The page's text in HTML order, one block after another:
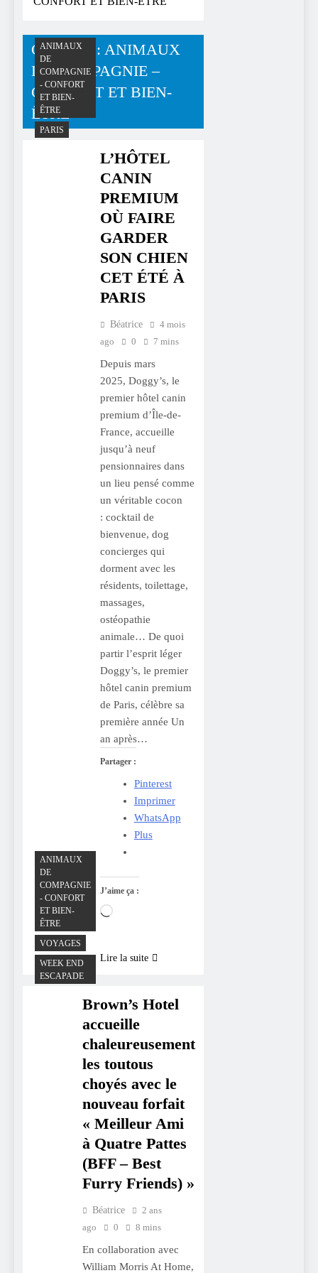
Catégorie : ANIMAUX
DE COMPAGNIE –
CONFORT ET BIEN-
ÊTRE
ANIMAUX
DE
COMPAGNIE
- CONFORT
ET BIEN-
ÊTRE
PARIS
L’HÔTEL
CANIN
PREMIUM
OÙ FAIRE
GARDER
SON CHIEN
CET ÉTÉ À
PARIS
Béatrice
4 mois
ago
0 7 mins
Depuis mars
2025, Doggy’s, le
premier hôtel canin
premium d’Île-de-
France, accueille
jusqu’à neuf
pensionnaires dans
un lieu pensé comme
un véritable cocon
: cocktail de
bienvenue, dog
concierges qui
dorment avec les
résidents, toilettage,
massages,
ostéopathie
animale… De quoi
partir l’esprit léger
Doggy’s, le premier
hôtel canin premium
de Paris, célèbre sa
première année Un
an après…
Partager :
Pinterest
Imprimer
WhatsApp
Plus
J’aime ça :
Chargement…
Lire la suite
ANIMAUX
DE
COMPAGNIE
- CONFORT
ET BIEN-
ÊTRE
VOYAGES
WEEK END
ESCAPADE
Brown’s Hotel
accueille
chaleureusement
les toutous
choyés avec le
nouveau forfait
« Meilleur Ami
à Quatre Pattes
(BFF – Best
Furry Friends) »
Béatrice
2 ans
ago
0 8 mins
En collaboration avec
William Morris At Home,